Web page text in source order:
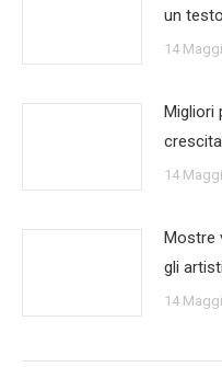
un
14
Migliori
14
Mostre
gli
14